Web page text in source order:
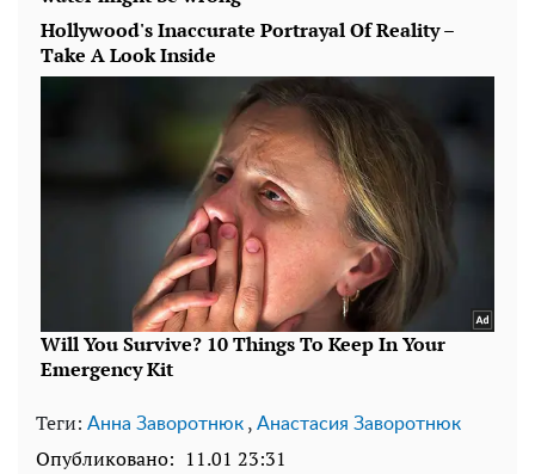
Теги: Анна Заворотнюк , Анастасия Заворотнюк
Опубликовано: 11.01 23:31